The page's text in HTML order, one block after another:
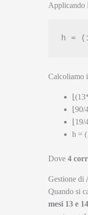
Applicando
h =
Calcoliamo
h =
Dove 4
Gestione di
Quando si
mesi 13 e